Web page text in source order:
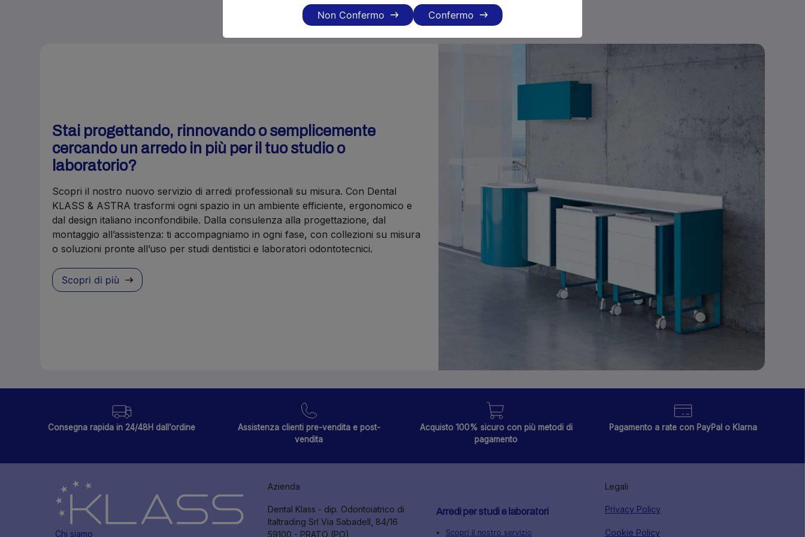
Stai progettando, rinnovando o semplicemente
cercando un arredo in più per il tuo studio o
laboratorio?
Scopri il nostro nuovo servizio di arredi professionali su misura. Con Dental
KLASS & ASTRA trasformi ogni spazio in un ambiente efficiente, ergonomico e
dal design italiano inconfondibile. Dalla consulenza alla progettazione, dal
montaggio all’assistenza: ti accompagniamo in ogni fase, con collezioni su misura
o soluzioni pronte all’uso per studi dentistici e laboratori odontotecnici.
Scopri di più
Non Confermo Confermo
Consegna rapida in 24/48H dall’ordine
Assistenza clienti pre-vendita e post-
vendita
Acquisto 100% sicuro con più metodi di
pagamento
Pagamento a rate con PayPal o Klarna
Chi siamo
Azienda
Dental Klass - dip. Odontoiatrico di
Italtrading Srl Via Sabadell, 84/16
59100 - PRATO (PO)
Arredi per studi e laboratori
Scopri il nostro servizio
Legali
Privacy Policy
Cookie Policy